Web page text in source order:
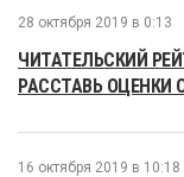
28 октября 2019 в 0:13
ЧИТАТЕЛЬСКИЙ
РАССТАВЬ ОЦЕНКИ
16 октября 2019 в 10:18